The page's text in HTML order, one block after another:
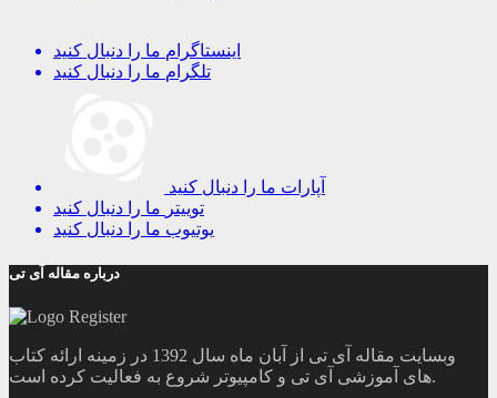
اینستاگرام ما را دنبال کنید
تلگرام ما را دنبال کنید
آپارات ما را دنبال کنید
توییتر ما را دنبال کنید
یوتیوب ما را دنبال کنید
درباره مقاله آی تی
وبسایت مقاله آی تی از آبان ماه سال 1392 در زمینه ارائه کتاب
های آموزشی آی تی و کامپیوتر شروع به فعالیت کرده است.